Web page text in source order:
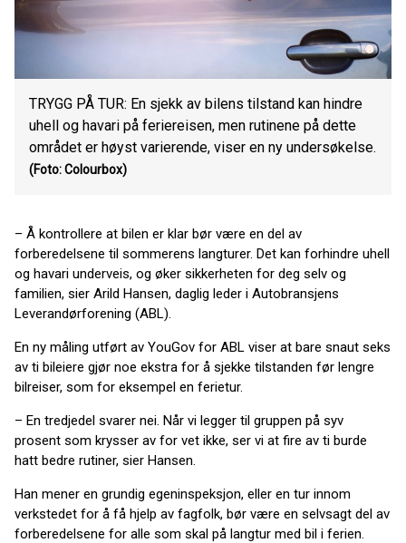
TRYGG PÅ TUR: En sjekk av bilens tilstand kan hindre
uhell og havari på feriereisen, men rutinene på dette
området er høyst varierende, viser en ny undersøkelse.
(Foto: Colourbox)
– Å kontrollere at bilen er klar bør være en del av
forberedelsene til sommerens langturer. Det kan forhindre uhell
og havari underveis, og øker sikkerheten for deg selv og
familien, sier Arild Hansen, daglig leder i Autobransjens
Leverandørforening (ABL).
En ny måling utført av YouGov for ABL viser at bare snaut seks
av ti bileiere gjør noe ekstra for å sjekke tilstanden før lengre
bilreiser, som for eksempel en ferietur.
– En tredjedel svarer nei. Når vi legger til gruppen på syv
prosent som krysser av for vet ikke, ser vi at fire av ti burde
hatt bedre rutiner, sier Hansen.
Han mener en grundig egeninspeksjon, eller en tur innom
verkstedet for å få hjelp av fagfolk, bør være en selvsagt del av
forberedelsene for alle som skal på langtur med bil i ferien.